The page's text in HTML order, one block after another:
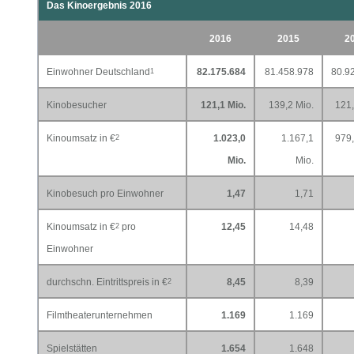
Das Kinoergebnis 2016
2016 2015
Einwohner Deutschland 1 82.175.684 81.458.978
Kinobesucher 121,1 Mio. 139,2 Mio.
Kinoumsatz in €2
1.023,0
Mio.
1.167,1
Mio.
Kinobesuch pro Einwohner 1,47 1,71
Kinoumsatz in €2 pro
Einwohner
12,45 14,48
durchschn. Eintrittspreis in €2 8,45 8,39
Filmtheaterunternehmen 1.169 1.169
Spielstätten 1.654 1.648